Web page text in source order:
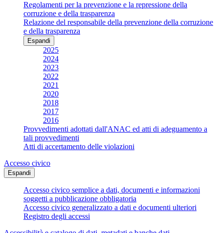
Regolamenti per la prevenzione e la repressione della
corruzione e della trasparenza
Relazione del responsabile della prevenzione della corruzione
e della trasparenza
Espandi
2025
2024
2023
2022
2021
2020
2018
2017
2016
Provvedimenti adottati dall'ANAC ed atti di adeguamento a
tali provvedimenti
Atti di accertamento delle violazioni
Accesso civico
Espandi
Accesso civico semplice a dati, documenti e informazioni
soggetti a pubblicazione obbligatoria
Accesso civico generalizzato a dati e documenti ulteriori
Registro degli accessi